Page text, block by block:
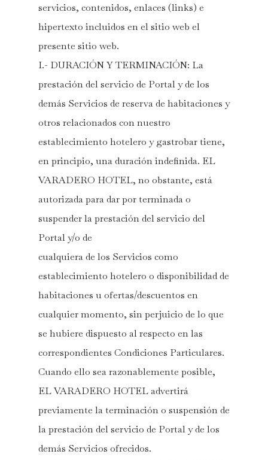
servicios, contenidos, enlaces (links) e
hipertexto incluidos en el sitio web el
presente sitio web.
I.- DURACIÓN Y TERMINACIÓN: La
prestación del servicio de Portal y de los
demás Servicios de reserva de habitaciones y
otros relacionados con nuestro
establecimiento hotelero y gastrobar tiene,
en principio, una duración indefinida. EL
VARADERO HOTEL, no obstante, está
autorizada para dar por terminada o
suspender la prestación del servicio del
Portal y/o de
cualquiera de los Servicios como
establecimiento hotelero o disponibilidad de
habitaciones u ofertas/descuentos en
cualquier momento, sin perjuicio de lo que
se hubiere dispuesto al respecto en las
correspondientes Condiciones Particulares.
Cuando ello sea razonablemente posible,
EL VARADERO HOTEL advertirá
previamente la terminación o suspensión de
la prestación del servicio de Portal y de los
demás Servicios ofrecidos.